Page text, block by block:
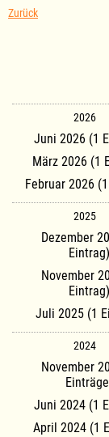
Zurück
2026
Juni 2026 (1
März 2026 (1
Februar 2026
2025
Dezember
Eintrag)
November
Eintrag)
Juli 2025 (1
2024
November
Juni 2024 (1
April 2024 (1